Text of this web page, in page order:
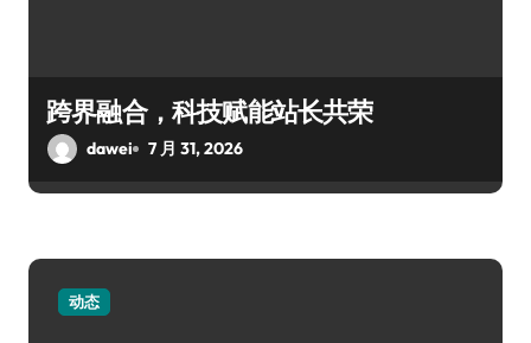
跨界融合，科技赋能站长共荣
dawei 7 月 31, 2026
动态